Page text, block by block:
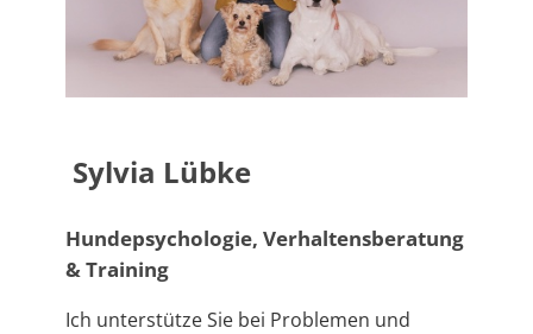
Sylvia Lübke
Hundepsychologie, Verhaltensberatung
& Training
Ich unterstütze Sie bei Problemen und